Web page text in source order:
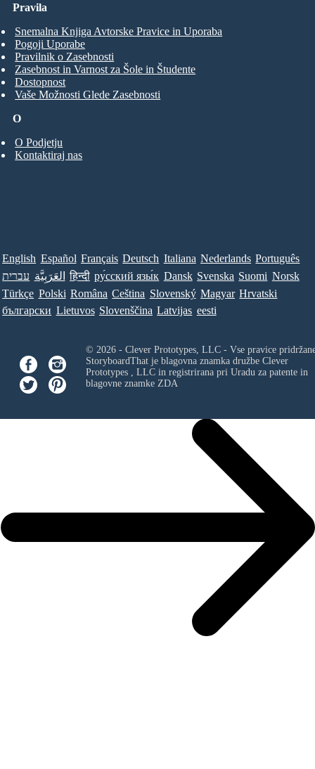
O
O Podjetju
Kontaktiraj nas
Pravila
Snemalna Knjiga Avtorske Pravice in Uporaba
Pogoji Uporabe
Pravilnik o Zasebnosti
Zasebnost in Varnost za Šole in Študente
Dostopnost
Vaše Možnosti Glede Zasebnosti
English Español Français Deutsch Italiana Nederlands Português
עברית العَرَبِيَّة हिन्दी ру́сский язы́к Dansk Svenska Suomi Norsk
Türkçe Polski Româna Ceština Slovenský Magyar Hrvatski
български Lietuvos Slovenščina Latvijas eesti
© 2026 - Clever Prototypes, LLC - Vse pravice
StoryboardThat je blagovna znamka družbe Clever
Prototypes , LLCin registrirana pri Uradu za patente in
blagovne znamke ZDA